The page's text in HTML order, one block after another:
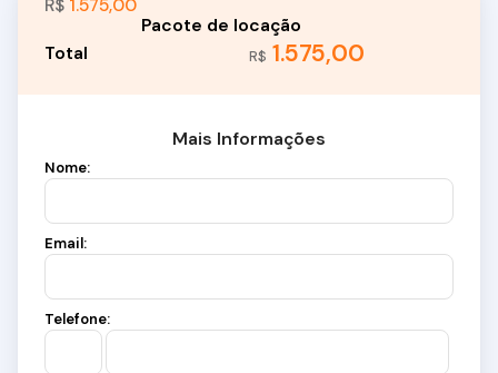
R$ 1.575,00
Mais Informações
Nome:
Email:
Telefone: